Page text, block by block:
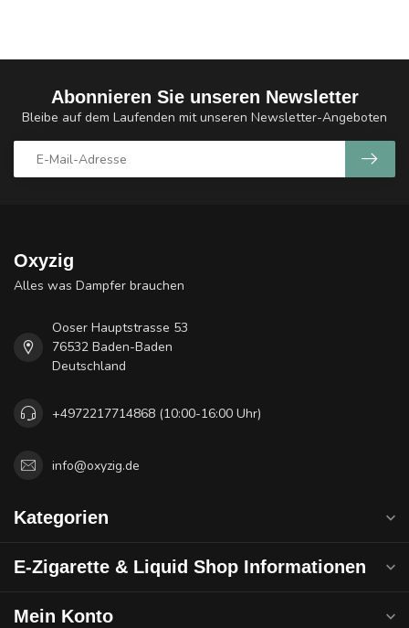
Abonnieren Sie unseren Newsletter
Bleibe auf dem Laufenden mit unseren Newsletter-Angeboten
Oxyzig
Alles was Dampfer brauchen
Ooser Hauptstrasse 53
76532 Baden-Baden
Deutschland
+4972217714868 (10:00-16:00 Uhr)
info@oxyzig.de
Kategorien
E-Zigarette & Liquid Shop Informationen
Mein Konto